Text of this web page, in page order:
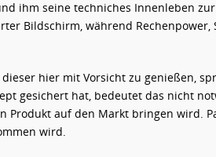
ihm seine techniches Innenleben
Bildschirm, während Rechenpower,
hier mit Vorsicht zu genießen,
gesichert hat, bedeutet das nicht
Produkt auf den Markt bringen wird.
wird.